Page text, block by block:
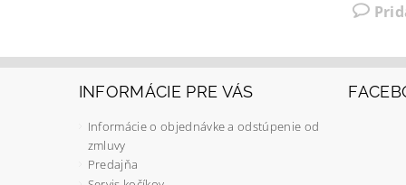
INFORMÁCIE PRE VÁS
Informácie o objednávke a odstúpenie od
zmluvy
Predajňa